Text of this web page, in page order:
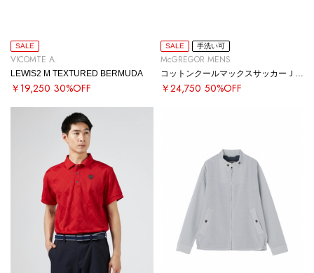
SALE
VICOMTE A.
LEWIS2 M TEXTURED BERMUDA
￥19,250 30%OFF
SALE 手洗い可
McGREGOR MENS
￥24,750 50%OFF